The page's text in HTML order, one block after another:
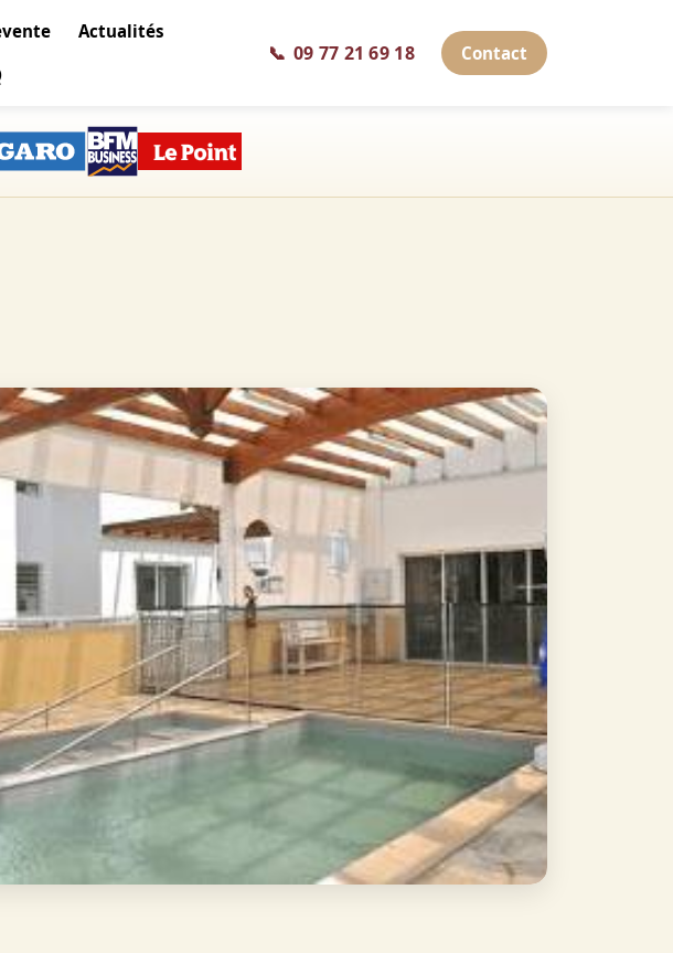
Actualités
📞 09 77 21 69 18 Contact